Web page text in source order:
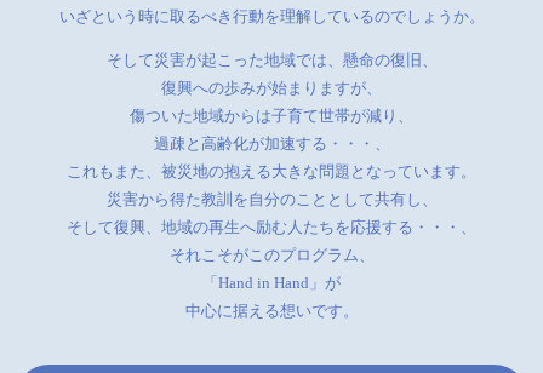
いざという時に取るべき行動を理解しているのでしょうか。
そして災害が起こった地域では、懸命の復旧、
復興への歩みが始まりますが、
傷ついた地域からは子育て世帯が減り、
過疎と高齢化が加速する・・・、
これもまた、被災地の抱える大きな問題となっています。
災害から得た教訓を自分のこととして共有し、
そして復興、地域の再生へ励む人たちを応援する・・・、
それこそがこのプログラム、
「Hand in Hand」が
中心に据える想いです。